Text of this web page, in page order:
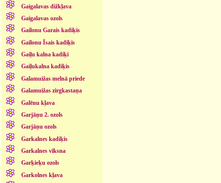
Gaigalavas dižkļava
Gaigalavas ozols
Gailonu Garais kadiķis
Gailonu Īsais kadiķis
Gaiļu kalna kadiķi
Gaiļukalna kadiķis
Galamuižas melnā priede
Galamuižas zirgkastaņa
Galēnu kļava
Garjāņu 2. ozols
Garjāņu ozols
Garkalnes kadiķis
Garkalnes vīksna
Garķieķu ozols
Garkolnes kļava